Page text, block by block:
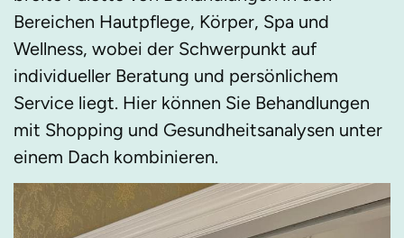
Bereichen Hautpflege, Körper, Spa und
Wellness, wobei der Schwerpunkt auf
individueller Beratung und persönlichem
Service liegt. Hier können Sie Behandlungen
mit Shopping und Gesundheitsanalysen unter
einem Dach kombinieren.